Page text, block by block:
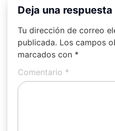
Deja una respuesta
Tu dirección de correo
publicada. Los campos
marcados con *
Comentario *